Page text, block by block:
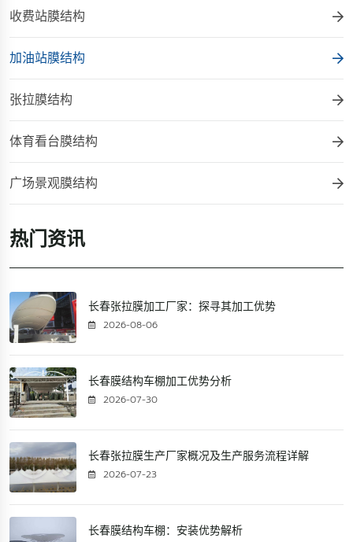
收费站膜结构
加油站膜结构
张拉膜结构
体育看台膜结构
广场景观膜结构
热门资讯
长春张拉膜加工厂家：探寻其加工优势
2026-08-06
长春膜结构车棚加工优势分析
2026-07-30
长春张拉膜生产厂家概况及生产服务流程详解
2026-07-23
长春膜结构车棚：安装优势解析